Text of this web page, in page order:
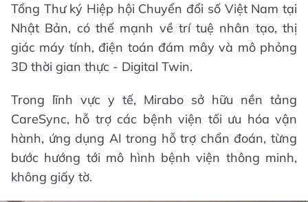
Tổng Thư ký Hiệp hội Chuyển đổi số Việt Nam tại
Nhật Bản, có thế mạnh về trí tuệ nhân tạo, thị
giác máy tính, điện toán đám mây và mô phỏng
3D thời gian thực - Digital Twin.
Trong lĩnh vực y tế, Mirabo sở hữu nền tảng
CareSync, hỗ trợ các bệnh viện tối ưu hóa vận
hành, ứng dụng AI trong hỗ trợ chẩn đoán, từng
bước hướng tới mô hình bệnh viện thông minh,
không giấy tờ.